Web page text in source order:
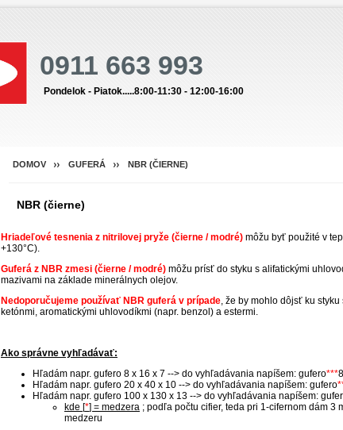
0911 663 993
Pondelok - Piatok.....8:00-11:30 - 12:00-16:00
DOMOV GUFERÁ NBR (ČIERNE)
NBR (čierne)
Hriadeľové tesnenia z nitrilovej pryže (čierne / modré) môžu byť použité v
+130°C).
Guferá z NBR zmesi (čierne / modré) môžu prísť do styku s alifatickými
mazivami na základe minerálnych olejov.
Nedoporučujeme používať NBR guferá v prípade, že by mohlo dôjsť ku
ketónmi, aromatickými uhlovodíkmi (napr. benzol) a estermi.
Ako správne vyhľadávať:
Hľadám napr. gufero 8 x 16 x 7 --> do vyhľadávania napíšem: gufero***8
Hľadám napr. gufero 20 x 40 x 10 --> do vyhľadávania napíšem: gufero
Hľadám napr. gufero 100 x 130 x 13 --> do vyhľadávania napíšem:
kde [*] = medzera ; podľa počtu cifier, teda pri 1-cifernom dám 3
medzeru